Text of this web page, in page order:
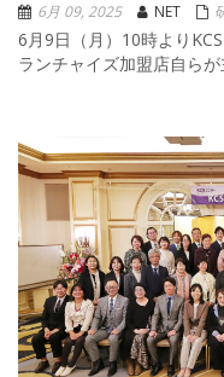
6月 09, 2025 NET
6月9日（月）10時より
ランチャイズ加盟店自ら